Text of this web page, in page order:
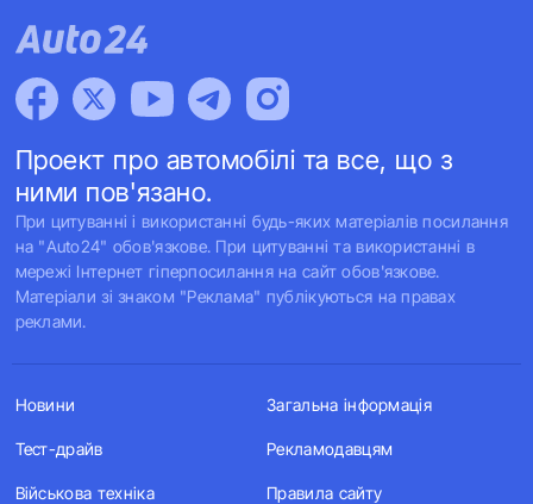
Проект про автомобілі та все, що з
ними пов'язано.
При цитуванні і використанні будь-яких матеріалів посилання
на "Auto24" обов'язкове. При цитуванні та використанні в
мережі Інтернет гіперпосилання на сайт обов'язкове.
Матеріали зі знаком "Реклама" публікуються на правах
реклами.
Новини
Тест-драйв
Військова техніка
Загальна інформація
Рекламодавцям
Правила сайту